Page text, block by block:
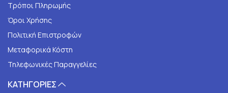
Τρόποι Πληρωμής
Όροι Χρήσης
Πολιτική Επιστροφών
Μεταφορικά Κόστη
Τηλεφωνικές Παραγγελίες
ΚΑΤΗΓΟΡΙΕΣ